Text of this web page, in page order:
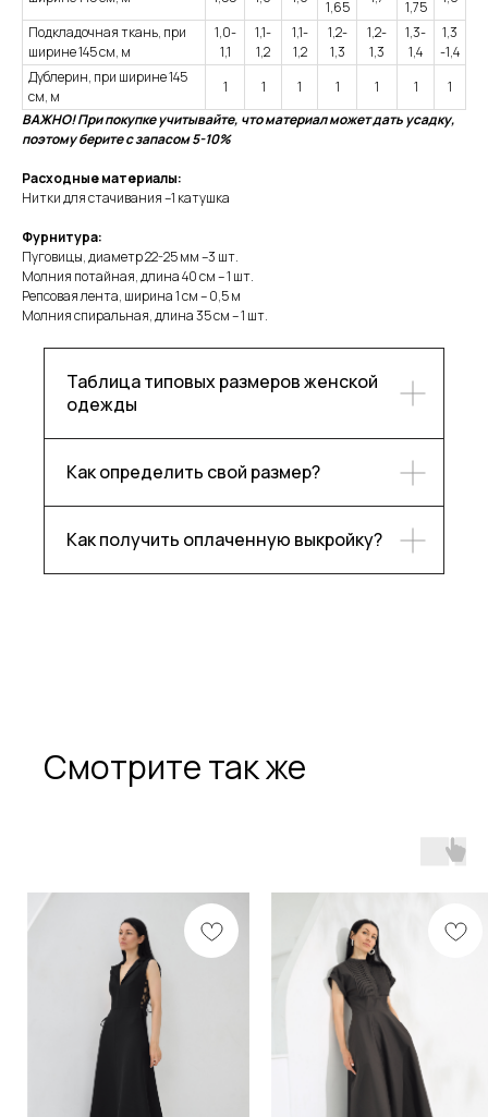
1,65 1,75
Подкладочная ткань, при
ширине 145 см, м
1,0-
1,1
1,1-
1,2
1,1-
1,2
1,2-
1,3
1,2-
1,3
1,3-
1,4
1,3
-1,4
Дублерин, при ширине 145
см, м
1 1 1 1 1 1
1
ВАЖНО! При покупке учитывайте, что материал может дать усадку,
поэтому берите с запасом 5-10%
Расходные материалы:
Нитки для стачивания –1 катушка
Фурнитура:
Пуговицы, диаметр 22-25 мм –3 шт.
Молния потайная, длина 40 см – 1 шт.
Репсовая лента, ширина 1 см – 0,5 м
Молния спиральная, длина 35 см – 1 шт.
Таблица типовых размеров женской
одежды
Как определить свой размер?
Как получить оплаченную выкройку?
Смотрите так же
ИП ОНАССИС ИННА ВАЛЕРЬЕВНА
ИНН 260105030398
Ответы на частые вопросы
Политика конфиденциальности
© 2023 Все права защищены
Любое копирование материалов сайта и элементов
включая изображения строго запрещены.
Разработка сайта